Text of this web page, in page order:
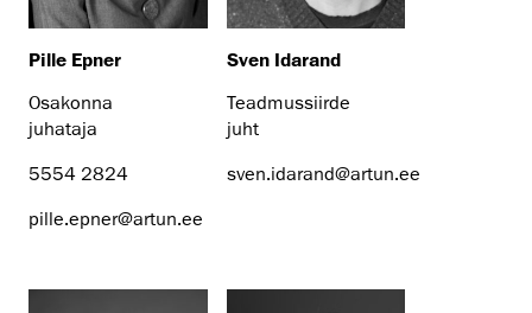
Pille Epner
Osakonna
juhataja
5554 2824
pille.epner@artun.ee
Sven Idarand
Teadmussiirde
juht
sven.idarand@artun.ee